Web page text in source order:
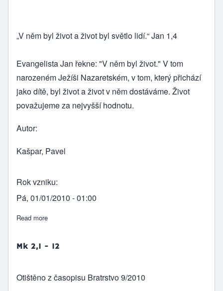
„V něm byl život a život byl světlo lidí.“ Jan 1,4
Evangelista Jan řekne: "V něm byl život." V tom
narozeném Ježíši Nazaretském, v tom, který přichází
jako dítě, byl život a život v něm dostáváme. Život
považujeme za nejvyšší hodnotu.
Autor
Kašpar, Pavel
Rok vzniku
Pá, 01/01/2010 - 01:00
Read more
Mk 2,1 - 12
Otištěno z časopisu Bratrstvo 9/2010